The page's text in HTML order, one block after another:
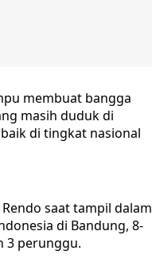
membuat bangga
masih duduk di
di tingkat nasional
saat tampil dalam
di Bandung, 8-
3 perunggu.